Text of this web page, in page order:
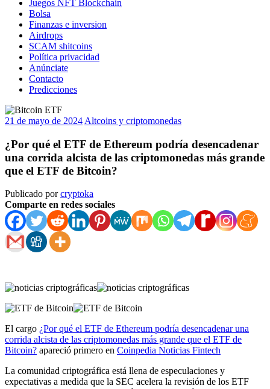
Juegos NFT Blockchain
Bolsa
Finanzas e inversion
Airdrops
SCAM shitcoins
Política privacidad
Anúnciate
Contacto
Predicciones
21 de mayo de 2024 Altcoins y criptomonedas
¿Por qué el ETF de Ethereum podría desencadenar
una corrida alcista de las criptomonedas más grande
que el ETF de Bitcoin?
Publicado porcryptoka
Comparte en redes sociales
El cargo ¿Por qué el ETF de Ethereum podría desencadenar una
corrida alcista de las criptomonedas más grande que el ETF de
Bitcoin? apareció primero en Coinpedia Noticias Fintech
La comunidad criptográfica está llena de especulaciones y
expectativas a medida que la SEC acelera la revisión de los ETF